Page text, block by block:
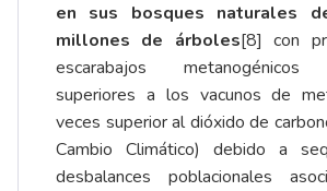
en sus bosques naturales
millones de árboles[8] con
escarabajos metanogénicos
superiores a los vacunos de
veces superior al dióxido de
Cambio Climático) debido a
desbalances poblacionales